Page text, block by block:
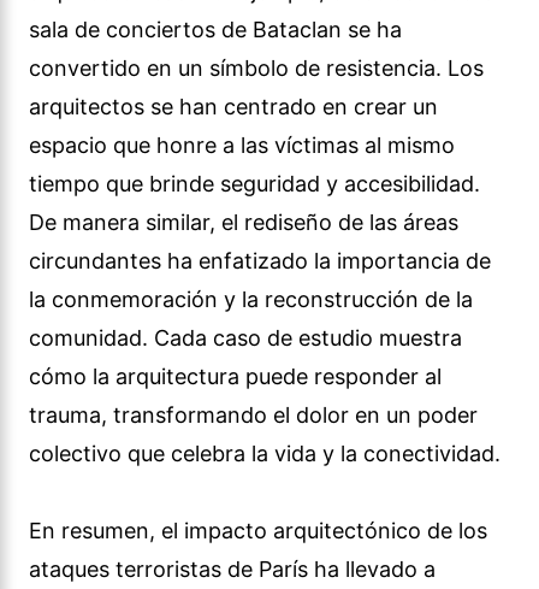
sala de conciertos de Bataclan se ha
convertido en un símbolo de resistencia. Los
arquitectos se han centrado en crear un
espacio que honre a las víctimas al mismo
tiempo que brinde seguridad y accesibilidad.
De manera similar, el rediseño de las áreas
circundantes ha enfatizado la importancia de
la conmemoración y la reconstrucción de la
comunidad. Cada caso de estudio muestra
cómo la arquitectura puede responder al
trauma, transformando el dolor en un poder
colectivo que celebra la vida y la conectividad.
En resumen, el impacto arquitectónico de los
ataques terroristas de París ha llevado a